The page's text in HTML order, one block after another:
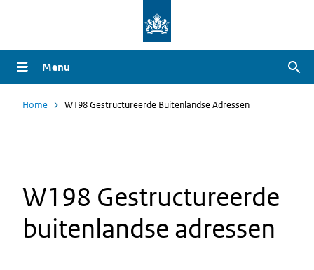
naar
de
gaan
Menu
Home W198 Gestructureerde Buitenlandse Adressen
W198 Gestructureerde
buitenlandse adressen